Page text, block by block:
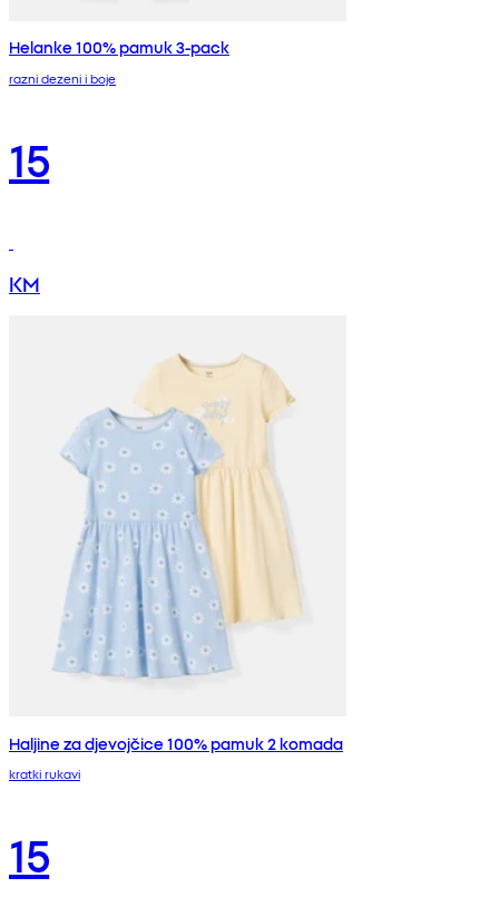
Helanke 100% pamuk 3-pack
razni dezeni i boje
15
KM
Haljine za djevojčice 100% pamuk 2 komada
kratki rukavi
15